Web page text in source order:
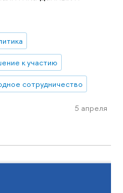
к участию
сотрудничество
5 апреля